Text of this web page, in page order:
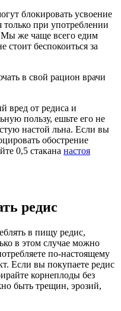
блокировать усвоение
только при употреблении
Мы же чаще всего едим
стоит беспокоиться за
в свой рацион врачи
вред от редиса и
пользу, ешьте его не
настой льна. Если вы
обострение
0,5 стакана настоя
редис
в пищу редис,
в этом случае можно
по-настоящему
Если вы покупаете редис
корнеплоды без
быть трещин, эрозий,